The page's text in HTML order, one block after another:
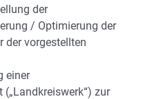
der
/ Optimierung der
der vorgestellten
einer
zur